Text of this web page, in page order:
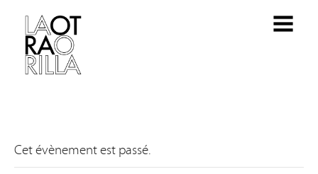
Cet évènement est passé.